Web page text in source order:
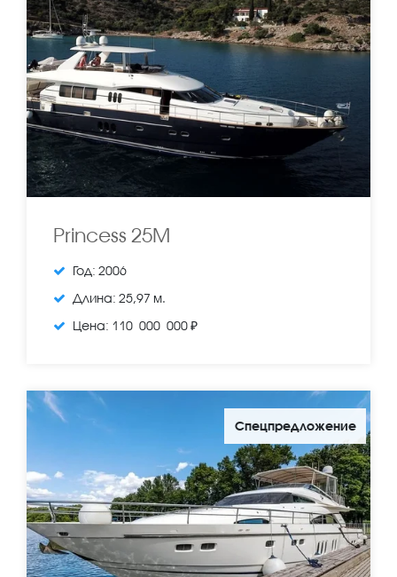
Princess 25M
Год: 2006
Длина: 25,97 м.
Цена: 110 000 000 ₽
Спецпредложение